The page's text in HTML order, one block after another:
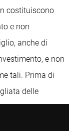
costituiscono
e non
anche di
e non
tali. Prima di
delle